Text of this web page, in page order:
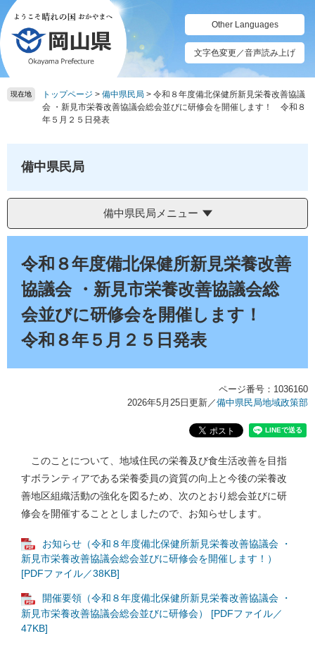
ペ
ー
ジ
の
先
頭
メ
ニ
ュ
ー
を
飛
Other Languages
文字色変更／音声読み上げ
現在地 トップページ > 備中県民局 > 令和８年度備北保健所新見栄養改善協議
会 ・新見市栄養改善協議会総会並びに研修会を開催します！ 令和８
年５月２５日発表
備中県民局
備中県民局メニュー
令和８年度備北保健所新見栄養改善
協議会 ・新見市栄養改善協議会総
会並びに研修会を開催します！
令和８年５月２５日発表
ページ番号：1036160
2026年5月25日更新／備中県民局地域政策部
このことについて、地域住民の栄養及び食生活改善を目指
すボランティアである栄養委員の資質の向上と今後の栄養改
善地区組織活動の強化を図るため、次のとおり総会並びに研
修会を開催することとしましたので、お知らせします。
お知らせ（令和８年度備北保健所新見栄養改善協議会 ・
新見市栄養改善協議会総会並びに研修会を開催します！）
[PDFファイル／38KB]
開催要領（令和８年度備北保健所新見栄養改善協議会 ・
新見市栄養改善協議会総会並びに研修会） [PDFファイル／
47KB]